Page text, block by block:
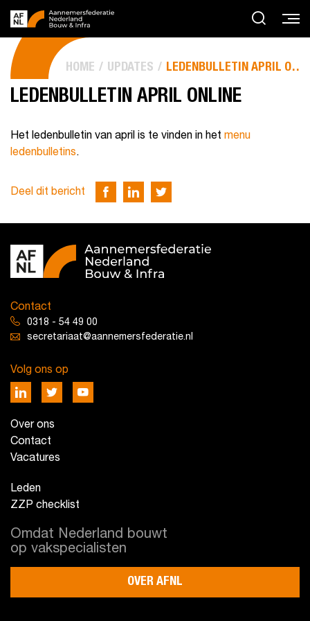
HOME UPDATES LEDENBULLETIN APRIL ONLINE
LEDENBULLETIN APRIL ONLINE
Het ledenbulletin van april is te vinden in het menu
ledenbulletins.
Deel dit bericht
Contact
0318 - 54 49 00
secretariaat@aannemersfederatie.nl
Volg ons op
Over ons
Contact
Vacatures
Leden
ZZP checklist
Omdat Nederland bouwt
op vakspecialisten
OVER AFNL